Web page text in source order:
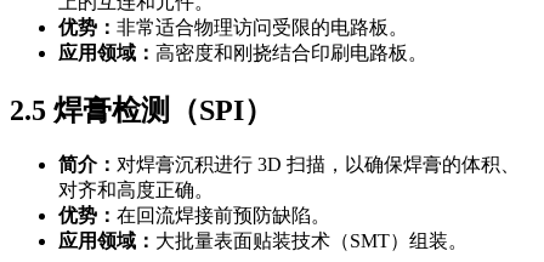
优势： 非常适合物理访问受限的电路板。
应用领域： 高密度和刚挠结合印刷电路板。
2.5 焊膏检测（SPI）
简介： 对焊膏沉积进行 3D 扫描，以确保焊膏的体积、
对齐和高度正确。
优势： 在回流焊接前预防缺陷。
应用领域： 大批量表面贴装技术（SMT）组装。